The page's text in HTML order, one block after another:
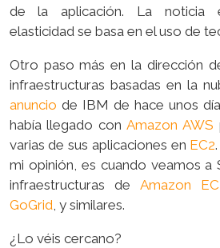
de la aplicación. La noticia
elasticidad se basa en el uso de
Otro paso más en la dirección
infraestructuras basadas en la
anuncio de IBM de hace unos
había llegado conAmazon AWS
varias de sus aplicaciones en EC2
mi opinión, es cuando veamos a
infraestructuras de Amazon
GoGrid , y similares.
¿Lo véis cercano?